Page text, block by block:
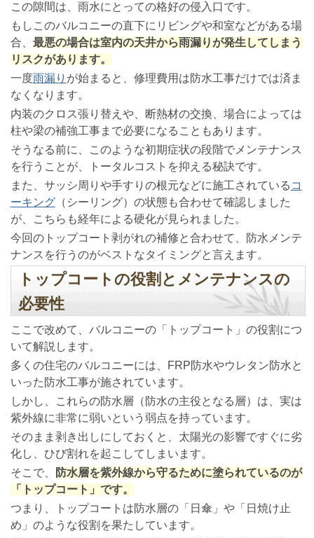
この隙間は、雨水にとっての格好の侵入口です。
もしこのバルコニーの直下にリビングや和室などがある場
合、 最悪の場合は室内の天井から雨漏りが発生してしまう
リスクがあります。
一度雨漏り が始まると、修理費用は防水工事だけでは済ま
なくなります。
内装のクロス張り替えや、断熱材の交換、場合によっては
柱や梁の補強工事まで必要になることもあります。
そうなる前に、このような初期症状の段階でメンテナンス
を行うことが、トータルコストを抑える秘訣です。
また、サッシ周りや手すりの根元などに施工されている コ
ーキング（シーリング）の状態も合わせて確認しました
が、こちらも経年による硬化が見られました。
今回のトップコート剥がれの補修と合わせて、防水メンテ
ナンスを行うのがベストなタイミングと言えます。
トップコートの役割とメンテナンスの
必要性
ここで改めて、バルコニーの「トップコート」の役割につ
いて解説します。
多くの住宅のバルコニーには、FRP防水やウレタン防水と
いった防水工事が施されています。
しかし、これらの防水層（防水の主役となる層）は、実は
紫外線に非常に弱いという弱点を持っています。
そのまま剥き出しにしておくと、太陽光の影響ですぐに劣
化し、ひび割れを起こしてしまいます。
そこで、
防水層を紫外線から守るために塗られているのが
「トップコート」です。
つまり、トップコートは防水層の「日傘」や「日焼け止
め」のような役割を果たしています。